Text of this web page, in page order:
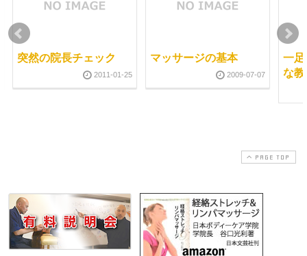
突然の院長チェック
2011-01-25
マッサージの基本
2009-07-07
一
な教
PAGE TOP